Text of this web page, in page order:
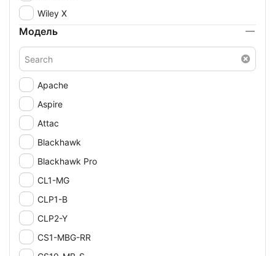
Wiley X
Модель
Apache
Aspire
Attac
Blackhawk
Blackhawk Pro
CL1-MG
CLP1-B
CLP2-Y
CS1-MBG-RR